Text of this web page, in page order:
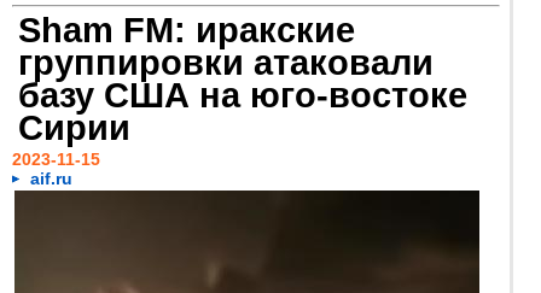
Sham FM: иракские
группировки атаковали
базу США на юго-востоке
Сирии
2023-11-15
aif.ru